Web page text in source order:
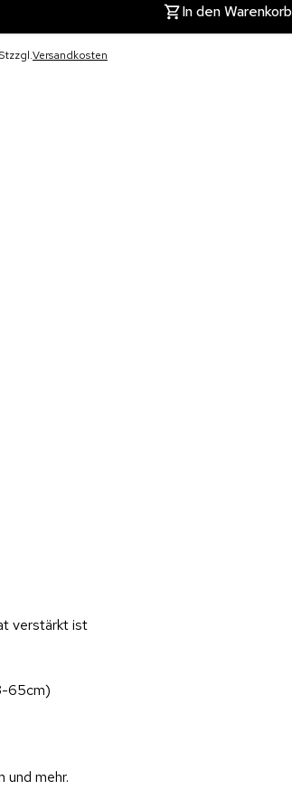
In den Warenkorb
zzgl.Versandkosten
verstärkt ist
65cm)
und mehr.